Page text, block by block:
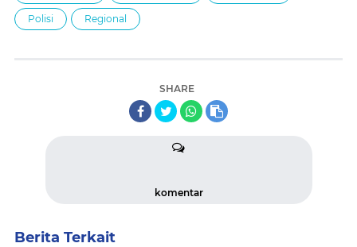
Polisi Regional
SHARE
komentar
Berita Terkait